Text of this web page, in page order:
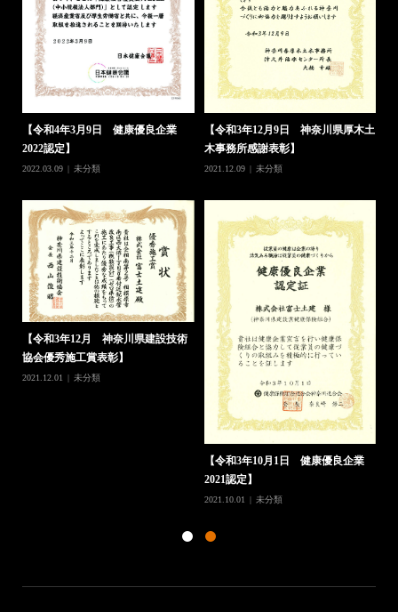
【令和4年8月3日 相模原市優良工
事表彰】
2022.08.03 未分類
【令和4年8月3日 相模原市優良工
事表彰】
2022.08.03 未分類
【令和4年8月3日 相模原市優良工
事表彰】
2022.08.03 未分類
2022.03.29 未分類